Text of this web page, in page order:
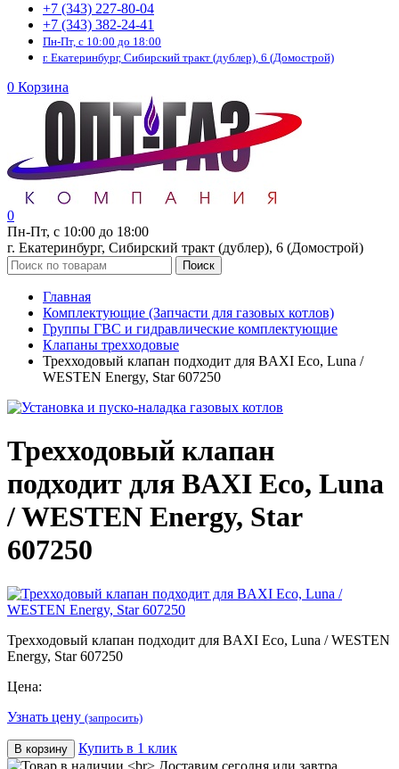
+7 (343) 227-80-04
+7 (343) 382-24-41
Пн-Пт, с 10:00 до 18:00
г. Екатеринбург, Сибирский тракт (дублер), 6 (Домострой)
0 Корзина
0
Пн-Пт, с 10:00 до 18:00
г. Екатеринбург, Сибирский тракт (дублер), 6 (Домострой)
Поиск
Главная
Комплектующие (Запчасти для газовых котлов)
Группы ГВС и гидравлические комплектующие
Клапаны трехходовые
Трехходовый клапан подходит для BAXI Eco, Luna /
WESTEN Energy, Star 607250
Трехходовый клапан
подходит для BAXI Eco, Luna
/ WESTEN Energy, Star
607250
Трехходовый клапан подходит для BAXI Eco, Luna / WESTEN
Energy, Star 607250
Цена:
Узнать цену (запросить)
В корзину Купить в 1 клик